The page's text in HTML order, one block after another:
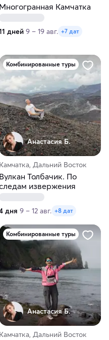
Многогранная Камчатка
дней 9 – 19 авг. +7 дат
Комбинированные туры
Анастасия Б.
Камчатка, Дальний Восток
Вулкан Толбачик. По
извержения
дня 9 – 12 авг. +8 дат
Комбинированные туры
Анастасия Б.
Камчатка, Дальний Восток